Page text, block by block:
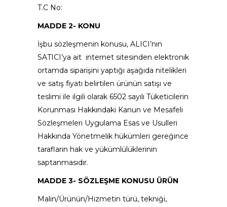
T.C No:
MADDE 2- KONU
İşbu sözleşmenin konusu, ALICI’nın
SATICI’ya ait internet sitesinden elektronik
ortamda siparişini yaptığı aşağıda nitelikleri
ve satış fiyatı belirtilen ürünün satışı ve
teslimi ile ilgili olarak 6502 sayılı Tüketicilerin
Korunması Hakkındaki Kanun ve Mesafeli
Sözleşmeleri Uygulama Esas ve Usulleri
Hakkında Yönetmelik hükümleri gereğince
tarafların hak ve yükümlülüklerinin
saptanmasıdır.
MADDE 3- SÖZLEŞME KONUSU ÜRÜN
Malın/Ürünün/Hizmetin türü, tekniği,